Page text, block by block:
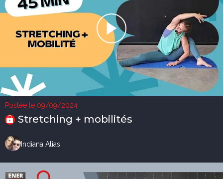
Postée le 09/09/2024
Stretching + mobilités
Indiana Alias